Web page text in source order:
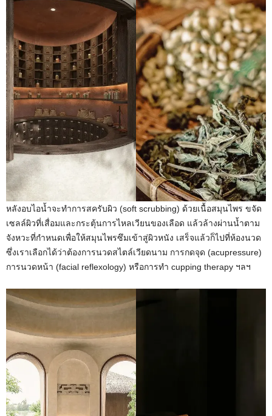
หลังอบไอน้ำจะทำการสครับผิว (soft scrubbing) ด้วยเนื้อสมุนไพร ขจัด
เซลล์ผิวที่เสื่อมและกระตุ้นการไหลเวียนของเลือด แล้วล้างผ่านน้ำตาม
จังหวะที่กำหนดเพื่อให้สมุนไพรซึมเข้าสู่ผิวหนัง เสร็จแล้วก็ไปที่ห้องนวด
ซึ่งเราเลือกได้ว่าต้องการนวดสไตล์เวียดนาม การกดจุด (acupressure)
การนวดหน้า (facial reflexology) หรือการทำ cupping therapy ฯลฯ